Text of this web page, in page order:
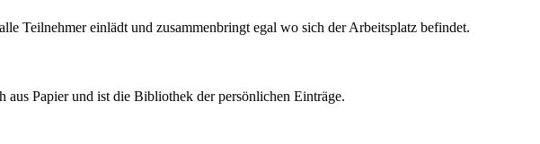
Teilnehmer einlädt und zusammenbringt egal wo sich der Arbeitsplatz befindet.
aus Papier und ist die Bibliothek der persönlichen Einträge.